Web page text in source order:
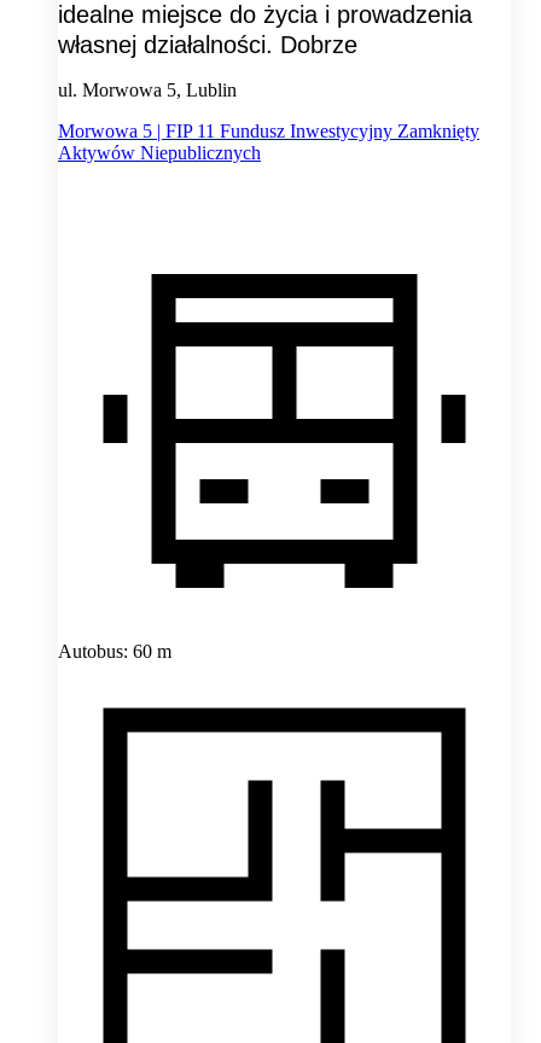
idealne miejsce do życia i prowadzenia
własnej działalności. Dobrze
ul. Morwowa 5, Lublin
Morwowa 5 | FIP 11 Fundusz Inwestycyjny Zamknięty
Aktywów Niepublicznych
Autobus: 60 m